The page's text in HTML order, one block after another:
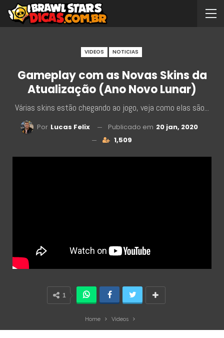
VIDEOS NOTICIAS
Gameplay com as Novas Skins da
Atualização (Ano Novo Lunar)
Várias skins estão chegando ao jogo, veja como elas são...
Por Lucas Felix Publicado em 20 jan, 2020
1,509
1
Home Videos